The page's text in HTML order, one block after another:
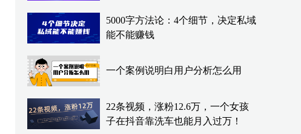
5000字方法论：4个细节，决定私域
能不能赚钱
一个案例说明白用户分析怎么用
22条视频，涨粉12.6万，一个女孩
子在抖音靠洗车也能月入过万！